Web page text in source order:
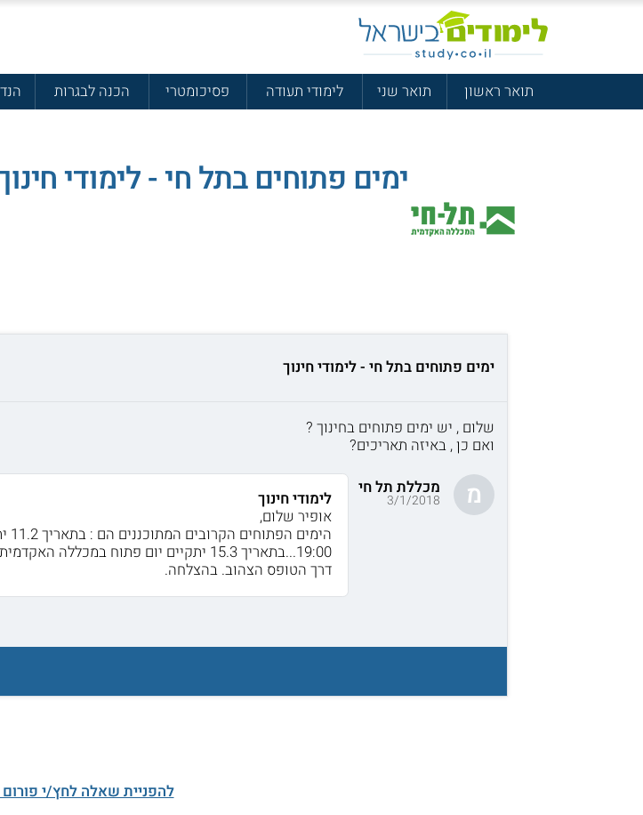
תואר ראשון תואר שני לימודי תעודה פסיכומטרי הכנה לבגרות
ימים פתוחים בתל חי - לימודי
ימים פתוחים בתל חי - לימודי חינוך
שלום , יש ימים פתוחים בחינוך ?
ואם כן , באיזה תאריכים?
מ מכללת תל חי
3/1/2018
לימודי חינוך
אופיר שלום,
דרך הטופס הצהוב. בהצלחה.
להפניית שאלה לחץ/י